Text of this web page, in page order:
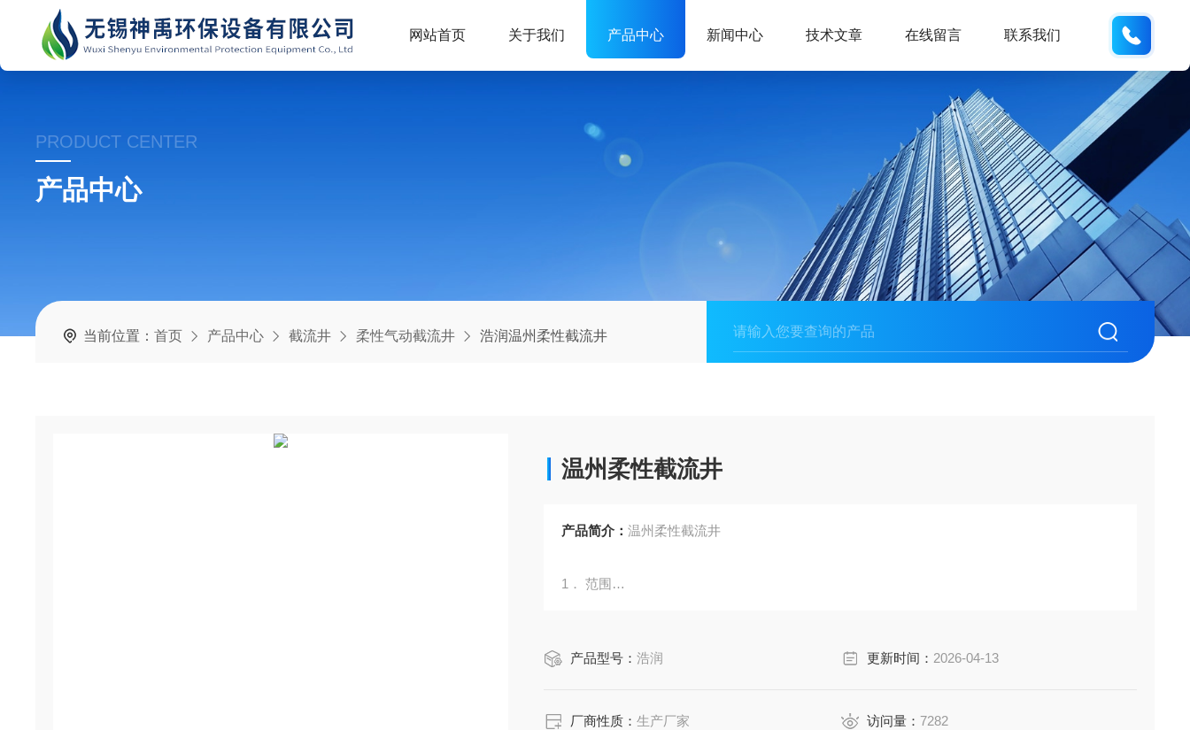
网站首页 关于我们 产品中心 新闻中心 技术文章 在线留言 联系我们
PRODUCT CENTER
产品中心
当前位置：首页 产品中心 截流井 柔性气动截流井 浩润温州柔性截流井
温州柔性截流井
产品简介：温州柔性截流井
1． 范围
产品型号：浩润 更新时间： 2026-04-13
厂商性质：生产厂家 访问量： 7282